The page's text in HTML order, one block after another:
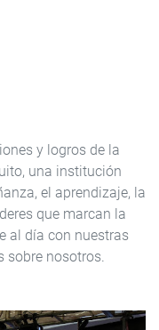
y logros de la
una institución
el aprendizaje, la
que marcan la
al día con nuestras
sobre nosotros.